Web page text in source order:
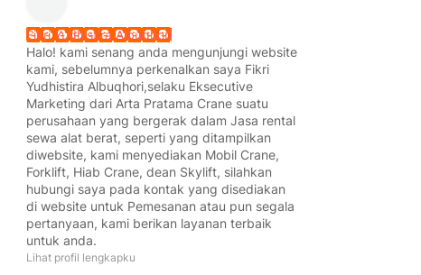
Fikri Yudhistira Albuqhori
Halo! kami senang anda mengunjungi website
kami, sebelumnya perkenalkan saya Fikri
Yudhistira Albuqhori,selaku Eksecutive
Marketing dari Arta Pratama Crane suatu
perusahaan yang bergerak dalam Jasa rental
sewa alat berat, seperti yang ditampilkan
diwebsite, kami menyediakan Mobil Crane,
Forklift, Hiab Crane, dean Skylift, silahkan
hubungi saya pada kontak yang disediakan
di website untuk Pemesanan atau pun segala
pertanyaan, kami berikan layanan terbaik
untuk anda.
Lihat profil lengkapku